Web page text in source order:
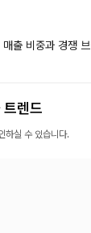
출 비중과 경쟁
트렌드
하실 수 있습니다.